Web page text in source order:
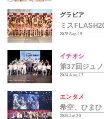
グラビア
ミス
2025.Sep.15
イチオシ
第37回ジュ
2024.Aug.17
エンタメ
希空、ひま
2026.Jul.30